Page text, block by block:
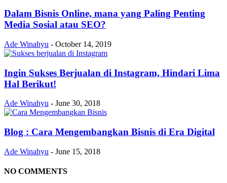
Dalam Bisnis Online, mana yang Paling Penting
Media Sosial atau SEO?
Ade Winahyu - October 14, 2019
Ingin Sukses Berjualan di Instagram, Hindari Lima
Hal Berikut!
Ade Winahyu - June 30, 2018
Blog : Cara Mengembangkan Bisnis di Era Digital
Ade Winahyu - June 15, 2018
NO COMMENTS